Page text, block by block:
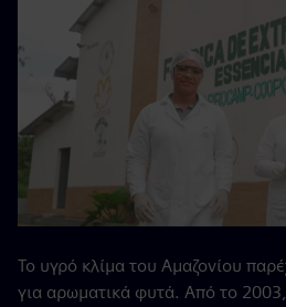
Το υγρό κλίμα του Αμαζονίου
για αρωματικά φυτά. Από το